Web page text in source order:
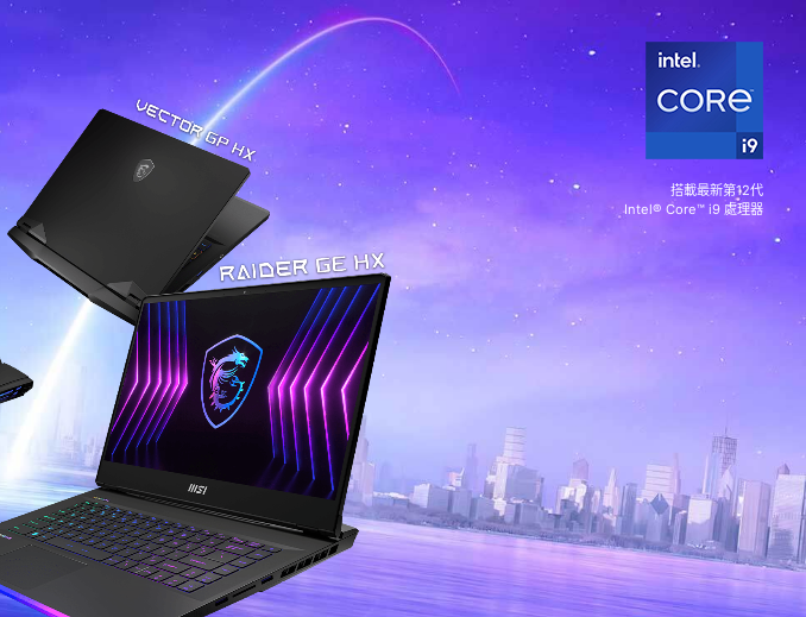
搭載最新第12代
Intel® Core™ i9 處理器